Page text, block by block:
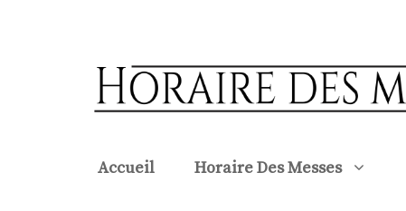
Accueil Horaire Des Messes